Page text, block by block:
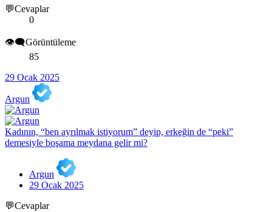
💬Cevaplar
0
👁️‍🗨️Görüntüleme
85
29 Ocak 2025
Argun
Kadının, “ben ayrılmak istiyorum” deyip, erkeğin de “peki”
demesiyle boşama meydana gelir mi?
Argun
29 Ocak 2025
💬Cevaplar